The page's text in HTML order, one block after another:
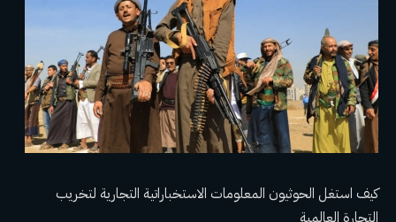
كيف استغل الحوثيون المعلومات الاستخباراتية التجارية لتخريب